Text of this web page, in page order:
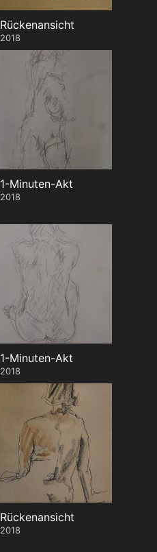
Rückenansicht
2018
1-Minuten-Akt
2018
1-Minuten-Akt
2018
Rückenansicht
2018